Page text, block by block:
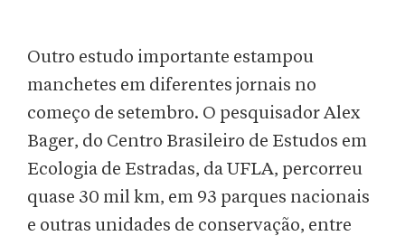
Outro estudo importante estampou
manchetes em diferentes jornais no
começo de setembro. O pesquisador Alex
Bager, do Centro Brasileiro de Estudos em
Ecologia de Estradas, da UFLA, percorreu
quase 30 mil km, em 93 parques nacionais
e outras unidades de conservação, entre